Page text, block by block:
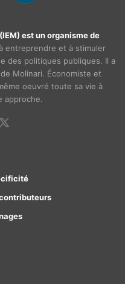
est un organisme de
entreprendre et à stimuler
des politiques publiques. Il a
Molinari. Économiste et
oeuvré toute sa vie à
approche.
contributeurs